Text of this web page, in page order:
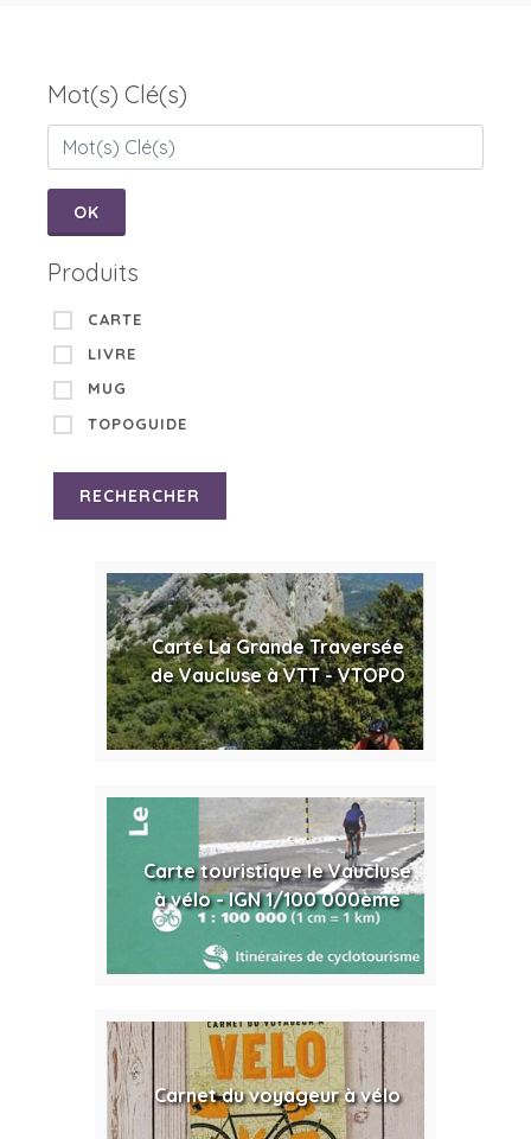
Mot(s) Clé(s)
OK
Produits
CARTE
LIVRE
MUG
TOPOGUIDE
RECHERCHER
Carte La Grande Traversée
de Vaucluse à VTT - VTOPO
Carte touristique le Vaucluse
à vélo - IGN 1/100 000ème
Carnet du voyageur à vélo